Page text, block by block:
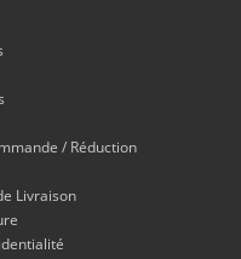
/ Réduction
Livraison